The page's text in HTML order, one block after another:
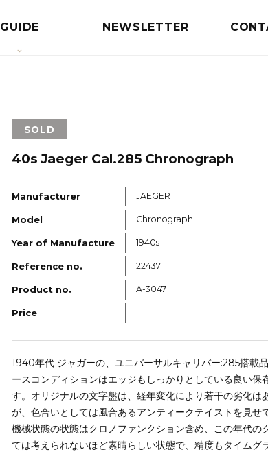
GUIDE NEWSLETTER
SOLD
40s Jaeger Cal.285 Chronograph
Manufacturer JAEGER
Model Chronograph
Year of Manufacture 1940s
Reference no. 22437
Product no. A-3047
Price
1940年代 ジャガーの、ユニバーサルキャリバー:285搭載
ースコンディションはエッジもしっかりとしている良い保
す。オリジナルの文字盤は、経年変化により若干の劣化は
が、色合いとしては風合あるアンティークテイストを見せ
機械状態の状態はクロノファンクション含め、この年代の
ては考えられないほど素晴らしい状態で、精度もタイムグ